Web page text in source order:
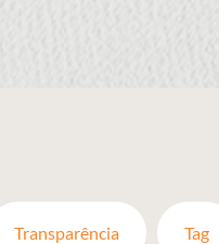
Transparência Tag